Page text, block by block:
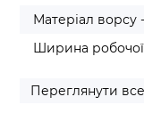
Матеріал ворсу -
Ширина робочої
Переглянути все